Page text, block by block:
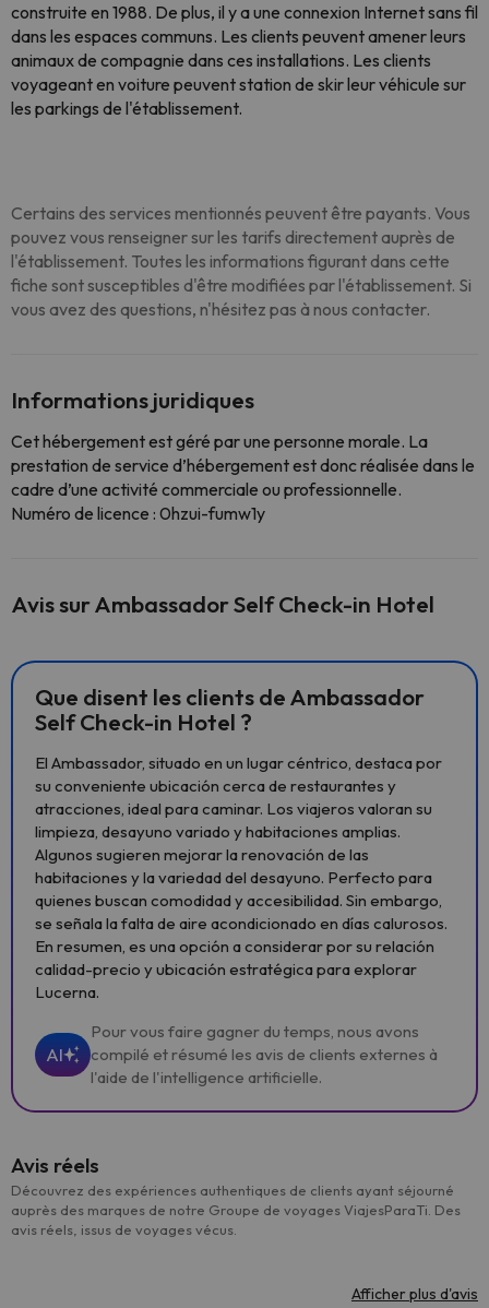
construite en 1988. De plus, il y a une connexion Internet sans fil
dans les espaces communs. Les clients peuvent amener leurs
animaux de compagnie dans ces installations. Les clients
voyageant en voiture peuvent station de skir leur véhicule sur
les parkings de l'établissement.
Certains des services mentionnés peuvent être payants. Vous
pouvez vous renseigner sur les tarifs directement auprès de
l'établissement. Toutes les informations figurant dans cette
fiche sont susceptibles d'être modifiées par l'établissement. Si
vous avez des questions, n'hésitez pas à nous contacter.
Informations juridiques
Cet hébergement est géré par une personne morale. La
prestation de service d’hébergement est donc réalisée dans le
cadre d’une activité commerciale ou professionnelle.
Numéro de licence : 0hzui-fumw1y
Avis sur Ambassador Self Check-in Hotel
Que disent les clients de Ambassador
Self Check-in Hotel ?
El Ambassador, situado en un lugar céntrico, destaca por
su conveniente ubicación cerca de restaurantes y
atracciones, ideal para caminar. Los viajeros valoran su
limpieza, desayuno variado y habitaciones amplias.
Algunos sugieren mejorar la renovación de las
habitaciones y la variedad del desayuno. Perfecto para
quienes buscan comodidad y accesibilidad. Sin embargo,
se señala la falta de aire acondicionado en días calurosos.
En resumen, es una opción a considerar por su relación
calidad-precio y ubicación estratégica para explorar
Lucerna.
AI
Pour vous faire gagner du temps, nous avons
compilé et résumé les avis de clients externes à
l'aide de l'intelligence artificielle.
Avis réels
Découvrez des expériences authentiques de clients ayant séjourné
auprès des marques de notre Groupe de voyages ViajesParaTi. Des
avis réels, issus de voyages vécus.
Afficher plus d'avis